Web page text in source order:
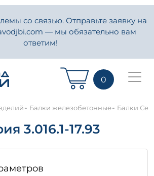
со связью. Отправьте заявку на
— мы обязательно вам
ответим!
0
- Балки железобетонные- Балки
3.016.1-17.93